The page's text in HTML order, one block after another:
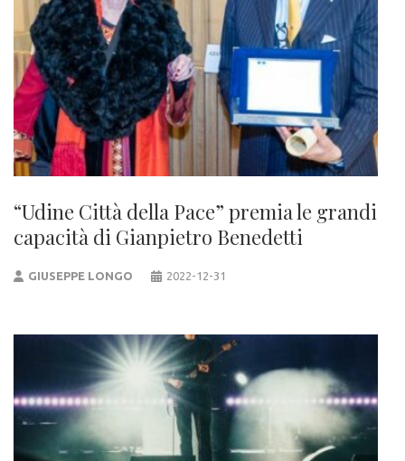
“Udine Città della Pace” premia le grandi
capacità di Gianpietro Benedetti
GIUSEPPE LONGO 2022-12-31